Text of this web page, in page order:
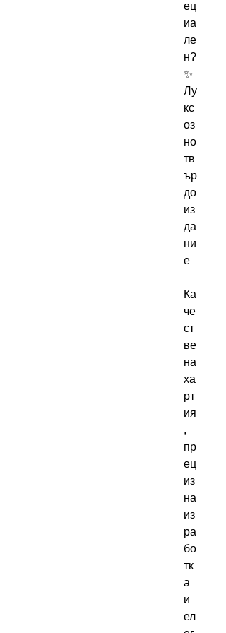
ец
иа
ле
н?
✨
Лу
кс
оз
но
тв
ър
до
из
да
ни
е
Ка
че
ст
ве
на
ха
рт
ия
,
пр
ец
из
на
из
ра
бо
тк
а
и
ел